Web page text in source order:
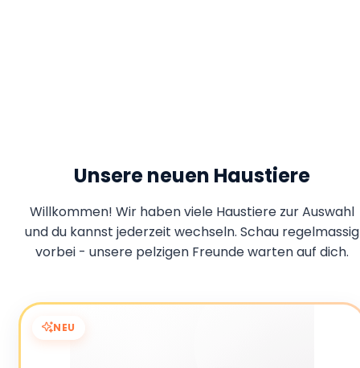
Unsere neuen Haustiere
Willkommen! Wir haben viele Haustiere zur Auswahl
und du kannst jederzeit wechseln. Schau regelmassig
vorbei - unsere pelzigen Freunde warten auf dich.
NEU